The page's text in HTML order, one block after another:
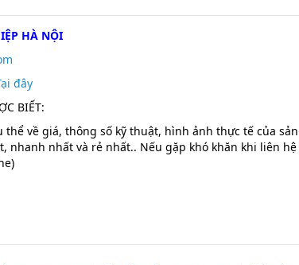
HÀ NỘI
ại đây
BIẾT:
về giá, thông số kỹ thuật, hình ảnh thực tế của
nhanh nhất và rẻ nhất.. Nếu gặp khó khăn khi liên